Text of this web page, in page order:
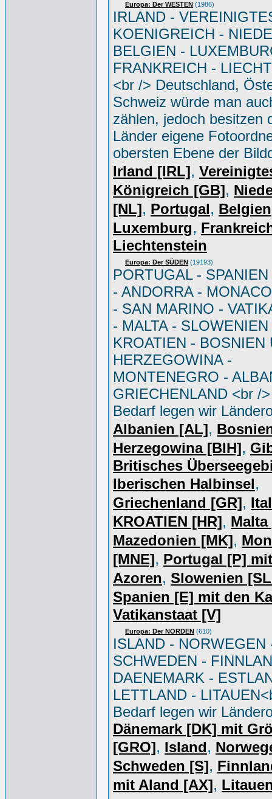
Europa: Der WESTEN (1986)
IRLAND -
KOENIGREICH -
BELGIEN -
FRANKREICH -
<br /> Deutschland,
Schweiz würde man
zählen, jedoch besitzen
Länder eigene
obersten Ebene der
Irland [IRL],
Königreich [GB],
[NL], Portugal, Belgien
Luxemburg,
Liechtenstein
Europa: Der SÜDEN (19193)
PORTUGAL -
- ANDORRA -
- SAN MARINO -
- MALTA - SLOWENIEN
KROATIEN - BOSNIEN
HERZEGOWINA -
MONTENEGRO -
GRIECHENLAND <br /
Bedarf legen wir
Albanien [AL],
Herzegowina [BIH],
Britisches
Iberischen Halbinsel,
Griechenland [GR],
KROATIEN [HR], Malta
Mazedonien [MK],
[MNE], Portugal [P]
Azoren, Slowenien
Spanien [E] mit den
Vatikanstaat [V]
Europa: Der NORDEN (610)
ISLAND - NORWEGEN
SCHWEDEN -
DAENEMARK -
LETTLAND -
Bedarf legen wir
Dänemark [DK] mit
[GRO], Island,
Schweden [S],
mit Aland [AX],